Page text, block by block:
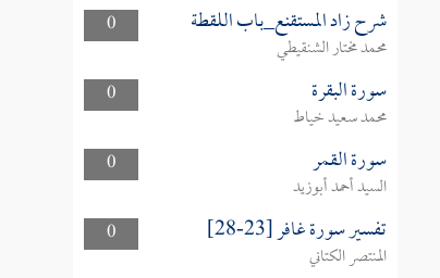
0 شرح زاد المستقنع_باب اللقطة
محمد مختار الشنقيطي
0
سورة البقرة
محمد سعيد خياط
0
سورة القمر
السيد أحمد أبوزيد
0
تفسير سورة غافر [23-28]
المنتصر الكتاني